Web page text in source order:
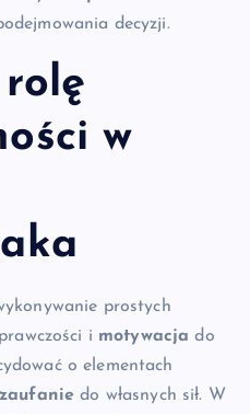
decyzji.
w
prostych
i motywacja do
o elementach
zaufanie do własnych sił. W